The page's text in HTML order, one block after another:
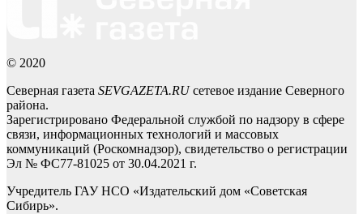
© 2020
Северная газета SEVGAZETA.RUсетевое издание Северного
района.
Зарегистрировано Федеральной службой по надзору в сфере
связи, информационных технологий и массовых
коммуникаций (Роскомнадзор), свидетельство о регистрации
Эл № ФС77-81025 от 30.04.2021 г.
Учредитель ГАУ НСО «Издательский дом «Советская
Сибирь».